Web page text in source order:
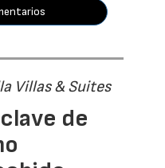
Villas & Suites
de